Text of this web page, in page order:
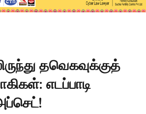
தவெகவுக்குத்
எடப்பாடி